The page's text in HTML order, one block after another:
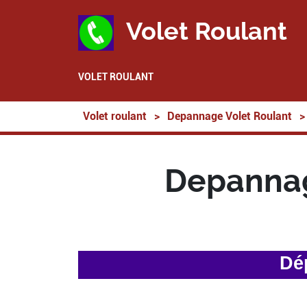
Volet Roulant
VOLET ROULANT
Volet roulant > Depannage Volet Roulant >